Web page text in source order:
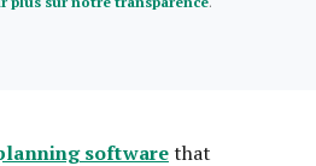
softwarethat